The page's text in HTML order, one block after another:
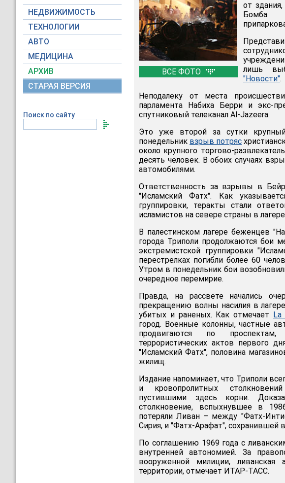
НЕДВИЖИМОСТЬ
ТЕХНОЛОГИИ
АВТО
МЕДИЦИНА
АРХИВ
СТАРАЯ ВЕРСИЯ
Поиск по сайту
ВСЕ ФОТО
от
Бомба
лишь
"Новости".
Неподалеку от места
парламента Набиха Берри и экс-
спутниковый телеканал Al-Jazeera.
Это уже второй за сутки
понедельник взрыв потряс
около крупного торгово-
десять человек. В обоих случаях
автомобилями.
Ответственность за взрывы в
"Исламский Фатх". Как
группировки, теракты стали
исламистов на севере страны в
В палестинском лагере беженцев
города Триполи продолжаются бои
экстремистской группировки
перестрелках погибли более 60
Утром в понедельник бои
очередное перемирие.
Правда, на рассвете начались
прекращению волны насилия в
убитых и раненых. Как отмечает La
город. Военные колонны, частные
продвигаются по
террористических актов первого
"Исламский Фатх", половина
жилищ.
Издание напоминает, что Триполи
и кровопролитных
пустившими здесь корни.
столкновение, вспыхнувшее в
потеряли Ливан – между "Фатх-
Сирия, и "Фатх-Арафат", сохранившей
По соглашению 1969 года с
внутренней автономией. За
вооруженной милиции,
территории, отмечает ИТАР-ТАСС.